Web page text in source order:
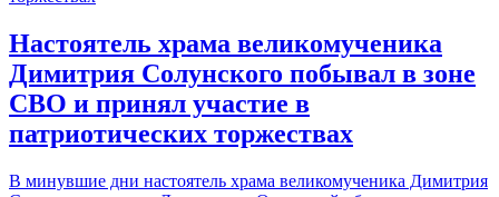
Настоятель храма великомученика
Димитрия Солунского побывал в зоне
СВО и принял участие в
патриотических торжествах
В минувшие дни настоятель храма великомученика Димитрия